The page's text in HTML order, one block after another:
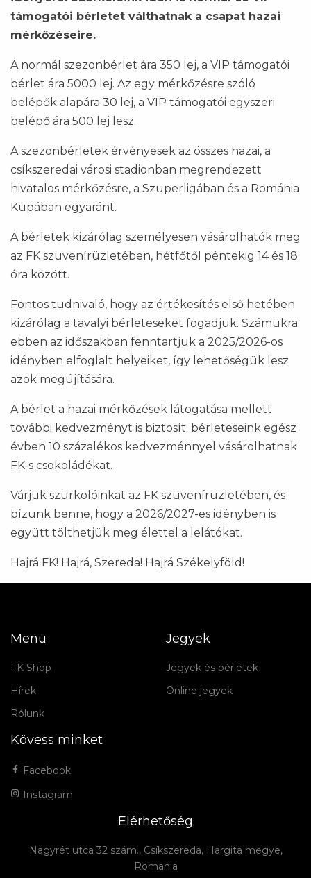
támogatói bérletet válthatnak a csapat hazai
mérkőzéseire.
A normál szezonbérlet ára 350 lej, a VIP támogatói
bérlet ára 5000 lej. Az egy mérkőzésre szóló
belépők alapára 30 lej, a VIP támogatói egyszeri
belépő ára 500 lej lesz.
A szezonbérletek érvényesek az összes hazai, a
csíkszeredai városi stadionban megrendezett
hivatalos mérkőzésre, a Szuperligában és a Románia
Kupában egyaránt.
A bérletek kizárólag személyesen vásárolhatók meg
az FK szuvenírüzletében, hétfőtől péntekig 14 és 18
óra között.
Fontos tudnivaló, hogy az értékesítés első hetében
kizárólag a tavalyi bérleteseket fogadjuk. Számukra
ebben az időszakban fenntartjuk a 2025/2026-os
idényben elfoglalt helyeiket, így lehetőségük lesz
azok megújítására.
A bérlet a hazai mérkőzések látogatása mellett
további kedvezményt is biztosít: bérleteseink egész
évben 10 százalékos kedvezménnyel vásárolhatnak
FK-s csokoládékat.
Várjuk szurkolóinkat az FK szuvenírüzletében, és
bízunk benne, hogy a 2026/2027-es idényben is
együtt tölthetjük meg élettel a lelátókat.
Hajrá FK! Hajrá, Szereda! Hajrá Székelyföld!
Menü
FK Shop
Hírek
Rólunk
Jegyek
Jegyek és bérletek
Online jegyek
Kövess minket
Facebook
Instagram
Elérhetőség
Nagyrét utca 32 szám., Csíkszereda, Hargita megye,
Romania